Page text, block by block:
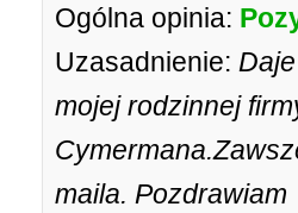
Ogólna opinia:
Uzasadnienie:
mojej rodzinnej
maila. Pozdrawiam